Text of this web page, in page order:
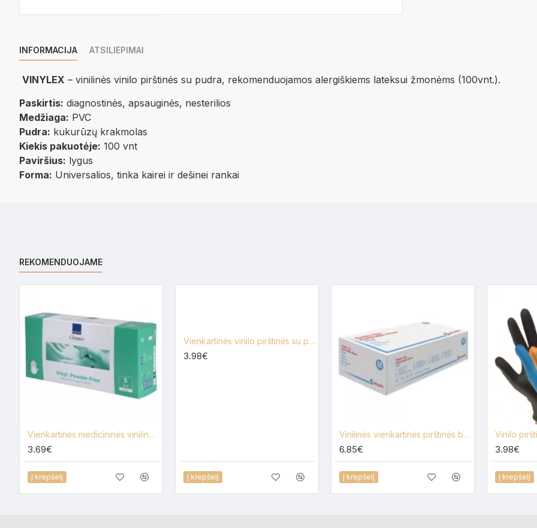
INFORMACIJA ATSILIEPIMAI
VINYLEX – vinilinės vinilo pirštinės su pudra, rekomenduojamos alergiškiems lateksui žmonėms (100vnt.).
Paskirtis: diagnostinės, apsauginės, nesterilios
Medžiaga: PVC
Pudra: kukurūzų krakmolas
Kiekis pakuotėje: 100 vnt
Paviršius: lygus
Forma: Universalios, tinka kairei ir dešinei rankai
REKOMENDUOJAME
Vienkartinės medicininės vinilinės pirštinės Abena 100 vnt., skaidrios
3.69€
Į krepšelį
Vienkartinės vinilo pirštinės su pudra skaidrios, 100 vienetų pakuotėje
3.98€
Į krepšelį
Vinilinės vienkartinės pirštinės be pudros SELEFA® vinyl n-150 vnt.
6.85€
Į krepšelį
3.98€
Į krepšelį